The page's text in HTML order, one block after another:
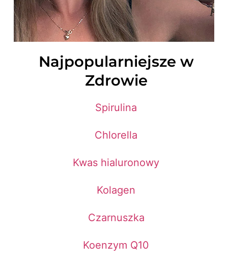
Najpopularniejsze w
Zdrowie
Spirulina
Chlorella
Kwas hialuronowy
Kolagen
Czarnuszka
Koenzym Q10